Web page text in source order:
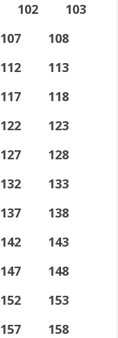
102
103
107
108
112
113
117
118
122
123
127
128
132
133
137
138
142
143
147
148
152
153
157
158